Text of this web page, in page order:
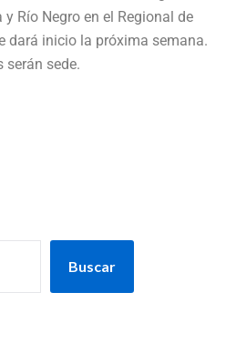
Río Negro en el Regional de
dará inicio la próxima semana.
serán sede.
Buscar